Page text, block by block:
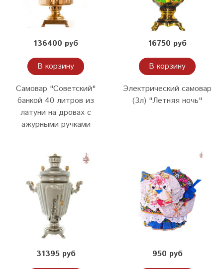
136400 руб
В корзину
Самовар "Советский"
банкой 40 литров из
латуни на дровах с
ажурными ручками
16750 руб
В корзину
Электрический самовар
(3л) "Летняя ночь"
31395 руб
950 руб